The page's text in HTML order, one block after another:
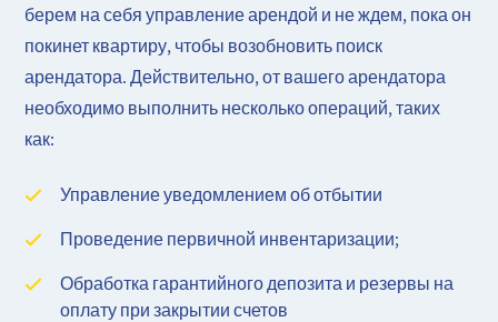
берем на себя управление арендой и не ждем, пока он
покинет квартиру, чтобы возобновить поиск
арендатора. Действительно, от вашего арендатора
необходимо выполнить несколько операций, таких
как:
Управление уведомлением об отбытии
Проведение первичной инвентаризации;
Обработка гарантийного депозита и резервы на
оплату при закрытии счетов